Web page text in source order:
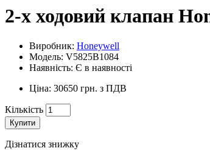
2-х ходовий клапан
Виробник: Honeywell
Модель: V5825B1084
Наявність: Є в наявності
Ціна: 30650 грн. з ПДВ
Кількість
Купити
Дізнатися знижку